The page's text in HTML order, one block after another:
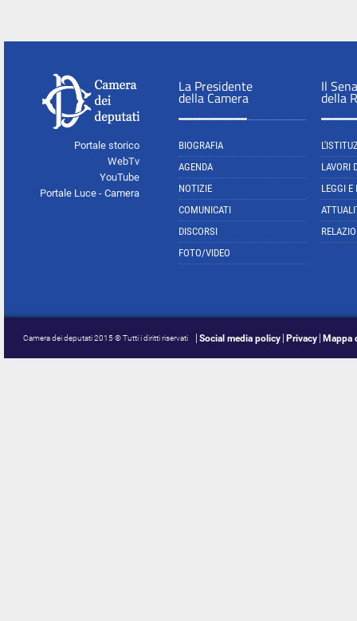
Portale storico
WebTv
YouTube
Portale Luce - Camera
La Presidente
della Camera
BIOGRAFIA
AGENDA
NOTIZIE
COMUNICATI
DISCORSI
FOTO/VIDEO
Il
della
LAVORI
LEGGI E
Camera dei deputati 2015 © Tutti i diritti riservati Social media policy Privacy Mappa